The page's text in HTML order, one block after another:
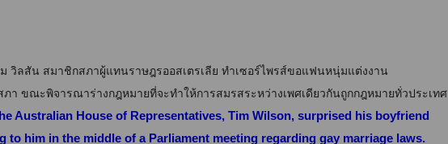
วิลสัน สมาชิกสภาผู้แทนราษฎรออสเตรเลีย ทำเซอร์ไพรส์ขอแฟนหนุ่มแต่งงาน
ภา ขณะพิจารณาร่างกฎหมายที่จะทำให้การสมรสระหว่างเพศเดียวกันถูกกฎหมายทั่วประเทศ
Australian House of Representatives, Tim Wilson, surprised his boyfriend
to him in the middle of a Parliament meeting regarding gay marriage laws.